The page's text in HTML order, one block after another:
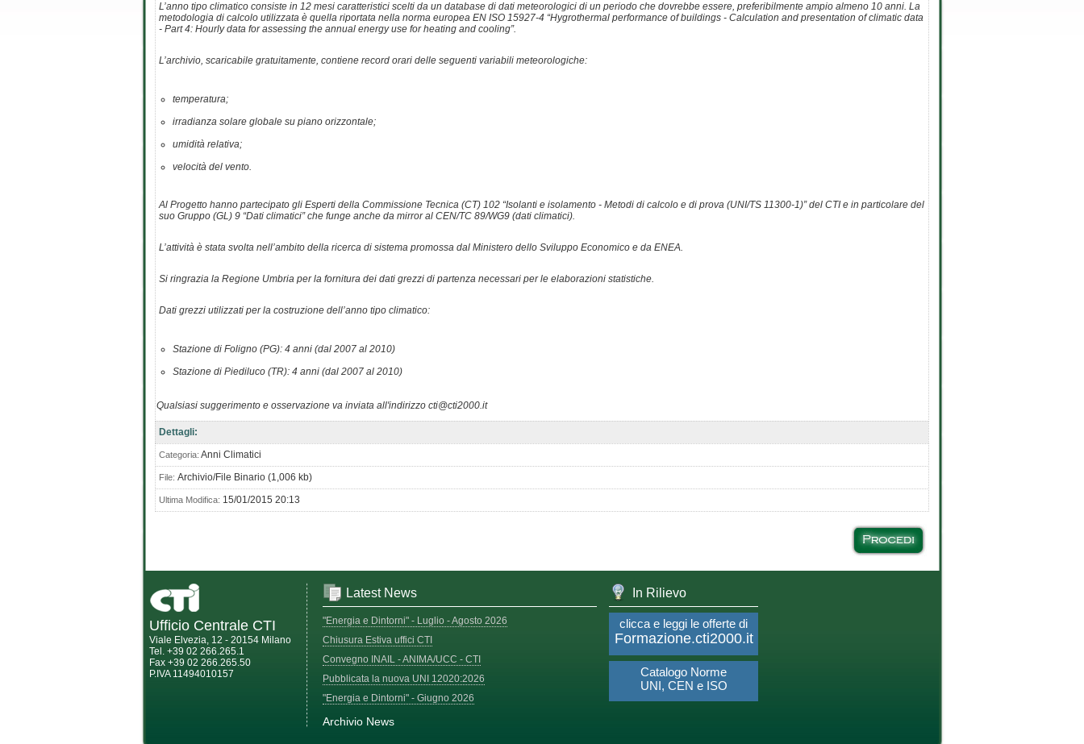
L’anno tipo climatico consiste in 12 mesi caratteristici scelti da un database di dati meteorologici di un periodo che dovrebbe essere, preferibilmente ampio almeno 10 anni. La
metodologia di calcolo utilizzata è quella riportata nella norma europea EN ISO 15927-4 “Hygrothermal performance of buildings - Calculation and presentation of climatic data
- Part 4: Hourly data for assessing the annual energy use for heating and cooling”.
L’archivio, scaricabile gratuitamente, contiene record orari delle seguenti variabili meteorologiche:
temperatura;
irradianza solare globale su piano orizzontale;
umidità relativa;
velocità del vento.
Al Progetto hanno partecipato gli Esperti della Commissione Tecnica (CT) 102 “Isolanti e isolamento - Metodi di calcolo e di prova (UNI/TS 11300-1)” del CTI e in particolare del
suo Gruppo (GL) 9 “Dati climatici” che funge anche da mirror al CEN/TC 89/WG9 (dati climatici).
L’attività è stata svolta nell’ambito della ricerca di sistema promossa dal Ministero dello Sviluppo Economico e da ENEA.
Si ringrazia la Regione Umbria per la fornitura dei dati grezzi di partenza necessari per le elaborazioni statistiche.
Dati grezzi utilizzati per la costruzione dell’anno tipo climatico:
Stazione di Foligno (PG): 4 anni (dal 2007 al 2010)
Stazione di Piediluco (TR): 4 anni (dal 2007 al 2010)
Qualsiasi suggerimento e osservazione va inviata all'indirizzo cti@cti2000.it
Dettagli:
Categoria: Anni Climatici
File: Archivio/File Binario (1,006 kb)
Ultima Modifica: 15/01/2015 20:13
Ufficio Centrale CTI
Viale Elvezia, 12 - 20154 Milano
Tel. +39 02 266.265.1
Fax +39 02 266.265.50
P.IVA 11494010157
Latest News
"Energia e Dintorni" - Luglio - Agosto 2026
Chiusura Estiva uffici CTI
Convegno INAIL - ANIMA/UCC - CTI
Pubblicata la nuova UNI 12020:2026
"Energia e Dintorni" - Giugno 2026
Archivio News
In Rilievo
clicca e leggi le offerte di
Formazione.cti2000.it
Catalogo Norme
UNI, CEN e ISO